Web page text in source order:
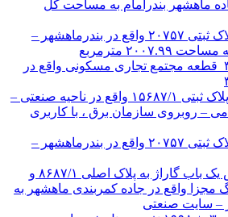
ماهشهر بندرامام به مساحت کل
فروش زمین تجاری به پلاک ثبتی ۲۰۷۵۷ واقع در بندرماهشهر –
فروش زمین به صورت ۳ قطعه مجتمع تجاری مسکونی واقع در
فروش ملک دو طبقه به پلاک ثبتی ۱۵۶۸۷/۱ واقع در ناحیه صنعتی –
– روبروی سازمان برق ، با کاربری
فروش زمین تجاری به پلاک ثبتی ۲۰۷۵۷ واقع در بندرماهشهر –
باب واحد تجاری و فروش یک باب گاراژ به پلاک اصلی ۸۶۸۷/۱ و
مجزا واقع در جاده کمربندی ماهشهر به